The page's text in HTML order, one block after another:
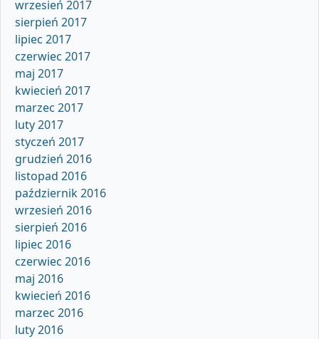
wrzesień 2017
sierpień 2017
lipiec 2017
czerwiec 2017
maj 2017
kwiecień 2017
marzec 2017
luty 2017
styczeń 2017
grudzień 2016
listopad 2016
październik 2016
wrzesień 2016
sierpień 2016
lipiec 2016
czerwiec 2016
maj 2016
kwiecień 2016
marzec 2016
luty 2016